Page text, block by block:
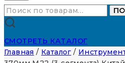
Искать:
СМОТРЕТЬ КАТАЛОГ
Главная / Каталог /